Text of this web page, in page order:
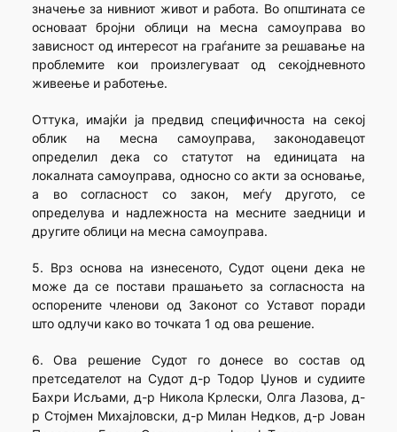
значење за нивниот живот и работа. Во општината се
основаат бројни облици на месна самоуправа во
зависност од интересот на граѓаните за решавање на
проблемите кои произлегуваат од секојдневното
живеење и работење.
Оттука, имајќи ја предвид специфичноста на секој
облик на месна самоуправа, законодавецот
определил дека со статутот на единицата на
локалната самоуправа, односно со акти за основање,
а во согласност со закон, меѓу другото, се
определува и надлежноста на месните заедници и
другите облици на месна самоуправа.
5. Врз основа на изнесеното, Судот оцени дека не
може да се постави прашањето за согласноста на
оспорените членови од Законот со Уставот поради
што одлучи како во точката 1 од ова решение.
6. Ова решение Судот го донесе во состав од
претседателот на Судот д-р Тодор Џунов и судиите
Бахри Исљами, д-р Никола Крлески, Олга Лазова, д-
р Стојмен Михајловски, д-р Милан Недков, д-р Јован